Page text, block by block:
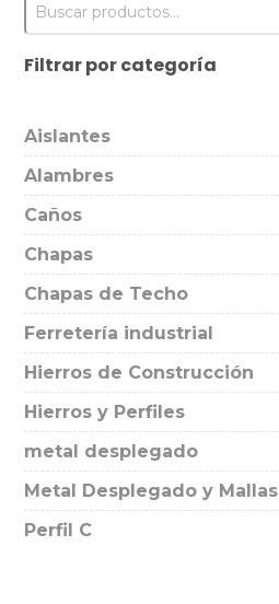
Filtrar por categoría
Aislantes
Alambres
Caños
Chapas
Chapas de Techo
Ferretería industrial
Hierros de Construcción
Hierros y Perfiles
metal desplegado
Metal Desplegado y Mallas
Perfil C